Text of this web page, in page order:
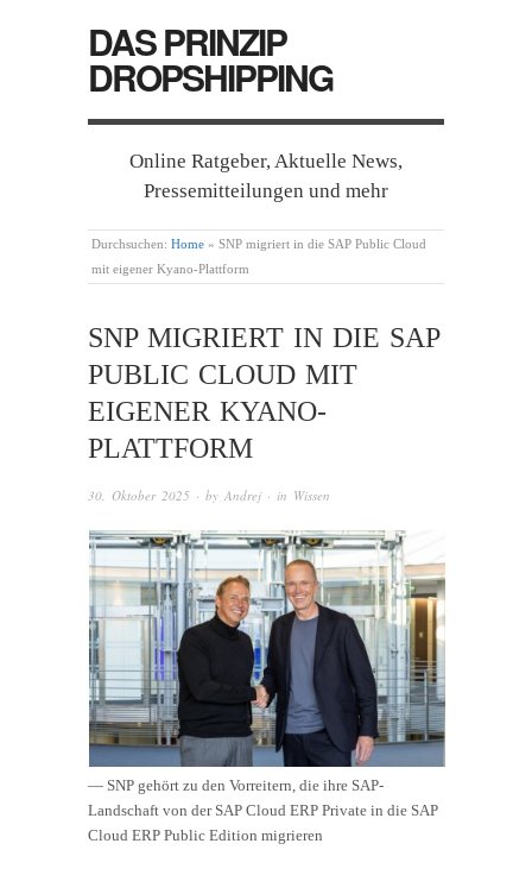
DAS PRINZIP
DROPSHIPPING
Online Ratgeber, Aktuelle News,
Pressemitteilungen und mehr
Durchsuchen: Home » SNP migriert in die SAP Public Cloud
mit eigener Kyano-Plattform
SNP MIGRIERT IN DIE SAP
PUBLIC CLOUD MIT
EIGENER KYANO-
PLATTFORM
30. Oktober 2025 · by Andrej · in Wissen
— SNP gehört zu den Vorreitern, die ihre SAP-
Landschaft von der SAP Cloud ERP Private in die SAP
Cloud ERP Public Edition migrieren